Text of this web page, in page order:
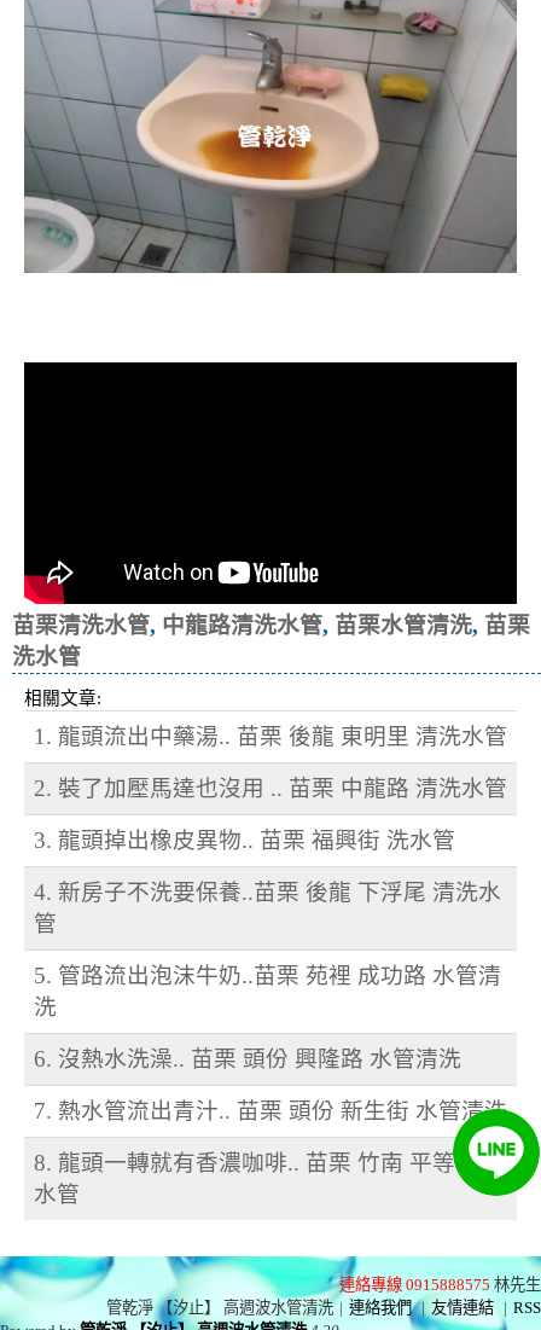
苗栗清洗水管, 中龍路清洗水管, 苗栗水管清洗, 苗栗
洗水管
相關文章:
1. 龍頭流出中藥湯.. 苗栗 後龍 東明里 清洗水管
2. 裝了加壓馬達也沒用 .. 苗栗 中龍路 清洗水管
3. 龍頭掉出橡皮異物.. 苗栗 福興街 洗水管
4. 新房子不洗要保養..苗栗 後龍 下浮尾 清洗水
管
5. 管路流出泡沫牛奶..苗栗 苑裡 成功路 水管清
洗
6. 沒熱水洗澡.. 苗栗 頭份 興隆路 水管清洗
7. 熱水管流出青汁.. 苗栗 頭份 新生街 水管清洗
8. 龍頭一轉就有香濃咖啡.. 苗栗 竹南 平等街 洗
水管
連絡專線 0915888575 林先生
管乾淨 【汐止】 高週波水管清洗 | 連絡我們 | 友情連結 | RSS